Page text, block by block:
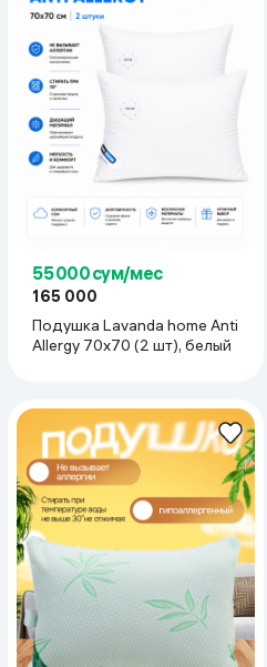
55 000 сум/мес
165 000
Подушка Lavanda home Anti
Allergy 70x70 (2 шт), белый